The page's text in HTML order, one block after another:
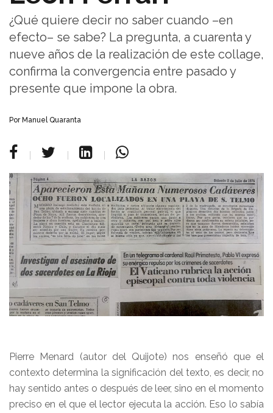
¿Qué quiere decir no saber cuando –en
efecto– se sabe? La pregunta, a cuarenta y
nueve años de la realización de este collage,
confirma la convergencia entre pasado y
presente que impone la obra.
Por Manuel Quaranta
Pierre Menard (autor del Quijote) nos enseñó que el
contexto determina la significación del texto, es decir, no
hay sentido antes o después de leer, sino en el momento
preciso en el que el lector ejecuta la acción. Eso lo sabía